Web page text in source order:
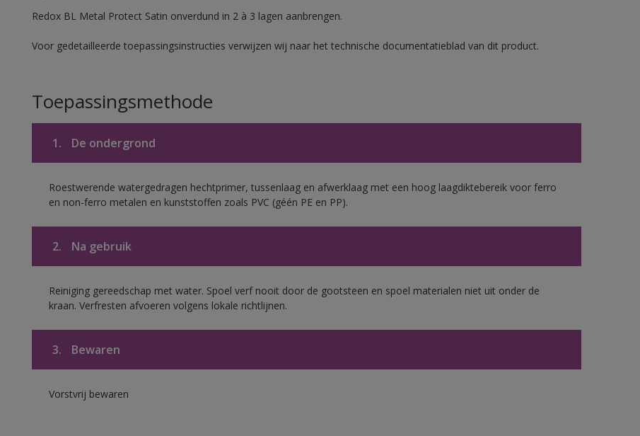
Redox BL Metal Protect Satin onverdund in 2 à 3 lagen aanbrengen.
Voor gedetailleerde toepassingsinstructies verwijzen wij naar het technische documentatieblad van dit product.
Toepassingsmethode
1. De ondergrond
Roestwerende watergedragen hechtprimer, tussenlaag en afwerklaag met een hoog laagdiktebereik voor ferro
en non-ferro metalen en kunststoffen zoals PVC (géén PE en PP).
2. Na gebruik
Reiniging gereedschap met water. Spoel verf nooit door de gootsteen en spoel materialen niet uit onder de
kraan. Verfresten afvoeren volgens lokale richtlijnen.
3. Bewaren
Vorstvrij bewaren